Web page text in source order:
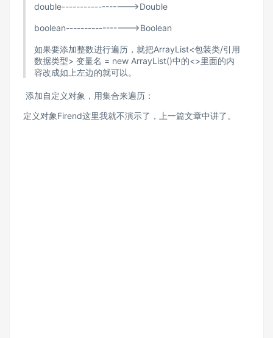
double------------------>Double
boolean----------------->Boolean
如果要添加整数进行遍历，就把ArrayList<包装类/引用
数据类型> 变量名 = new ArrayList()中的<>里面的内
容改成如上左边的就可以。
添加自定义对象，用集合来遍历：
定义对象Firend这里我就不演示了，上一篇文章中讲了。